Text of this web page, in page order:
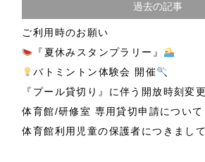
過去の記事
ご利用時のお願い
『夏休みスタンプラリー』
バトミントン体験会 開催
『プール貸切り』に伴う開放時刻変
体育館/研修室 専用貸切申請について
体育館利用児童の保護者につきまして